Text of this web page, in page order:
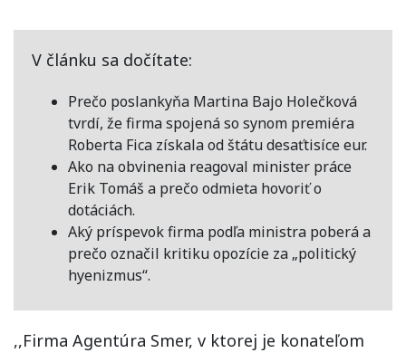
V článku sa dočítate:
Prečo poslankyňa Martina Bajo Holečková
tvrdí, že firma spojená so synom premiéra
Roberta Fica získala od štátu desaťtisíce eur.
Ako na obvinenia reagoval minister práce
Erik Tomáš a prečo odmieta hovoriť o
dotáciách.
Aký príspevok firma podľa ministra poberá a
prečo označil kritiku opozície za „politický
hyenizmus“.
,,Firma Agentúra Smer, v ktorej je konateľom